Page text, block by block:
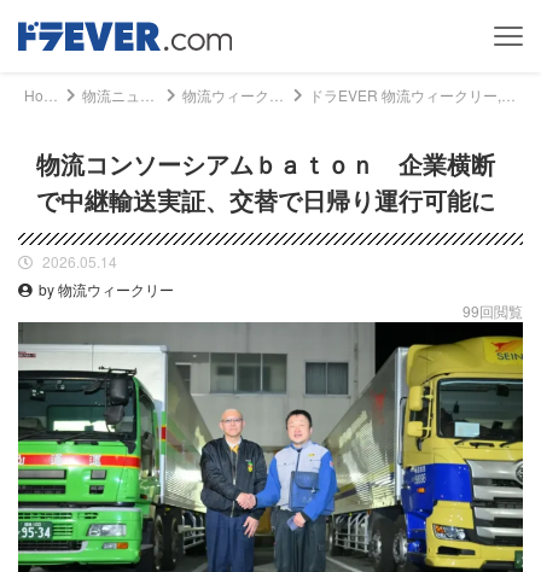
物流コンソーシアムｂａｔｏｎ 企業横断
で中継輸送実証、交替で日帰り運行可能に
2026.05.14
by 物流ウィークリー
99回閲覧